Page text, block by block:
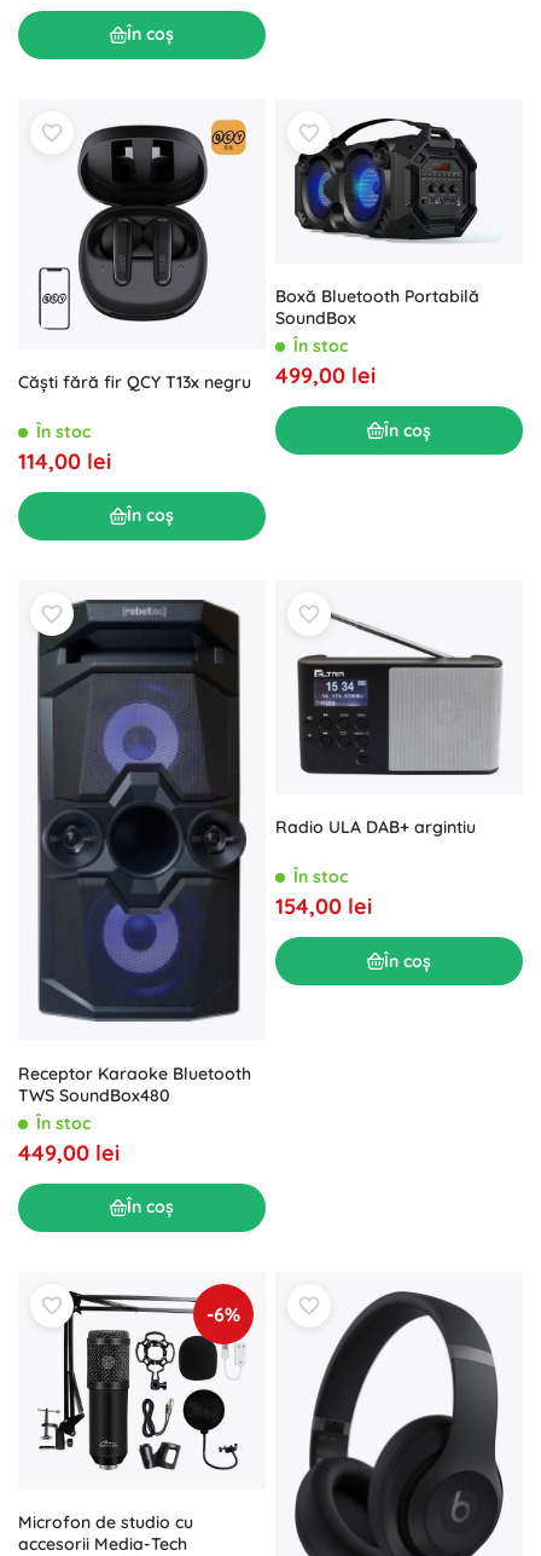
În coș
Căști fără fir QCY T13x negru
În stoc
114,00 lei
În coș
Boxă Bluetooth Portabilă
SoundBox
În stoc
499,00 lei
În coș
Receptor Karaoke Bluetooth
TWS SoundBox480
În stoc
449,00 lei
În coș
Radio ULA DAB+ argintiu
În stoc
154,00 lei
În coș
-6%
Microfon de studio cu
accesorii Media-Tech